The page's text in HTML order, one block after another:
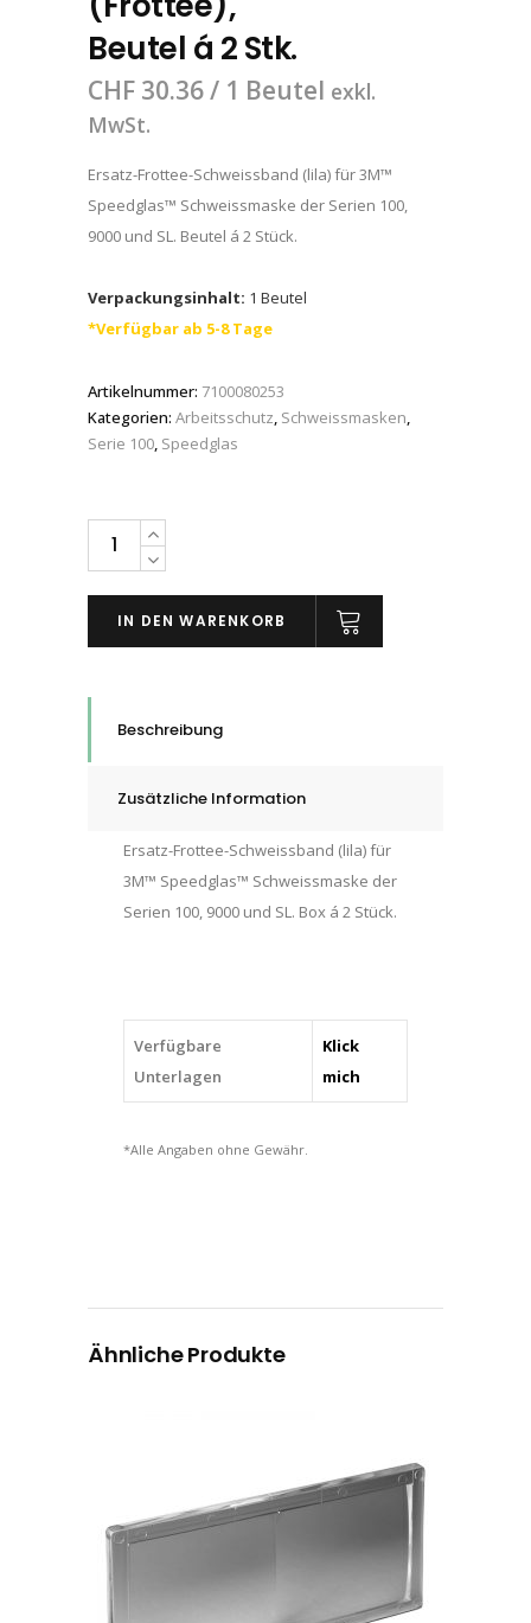
Beutel á 2 Stk.
CHF 30.36/ 1 Beutel exkl.
MwSt.
Ersatz-Frottee-Schweissband (lila) für 3M™
Speedglas™ Schweissmaske der Serien 100,
9000 und SL. Beutel á 2 Stück.
Verpackungsinhalt: 1 Beutel
*Verfügbar ab 5-8 Tage
Artikelnummer: 7100080253
Kategorien: Arbeitsschutz, Schweissmasken,
Serie 100, Speedglas
3M™
Speedglas™
Schweissband
(Frottee),
IN DEN WARENKORB
Beschreibung
Zusätzliche Information
Ersatz-Frottee-Schweissband (lila) für
3M™ Speedglas™ Schweissmaske der
Serien 100, 9000 und SL. Box á 2 Stück.
Verfügbare
Unterlagen
Klick
mich
*Alle Angaben ohne Gewähr.
Ähnliche Produkte